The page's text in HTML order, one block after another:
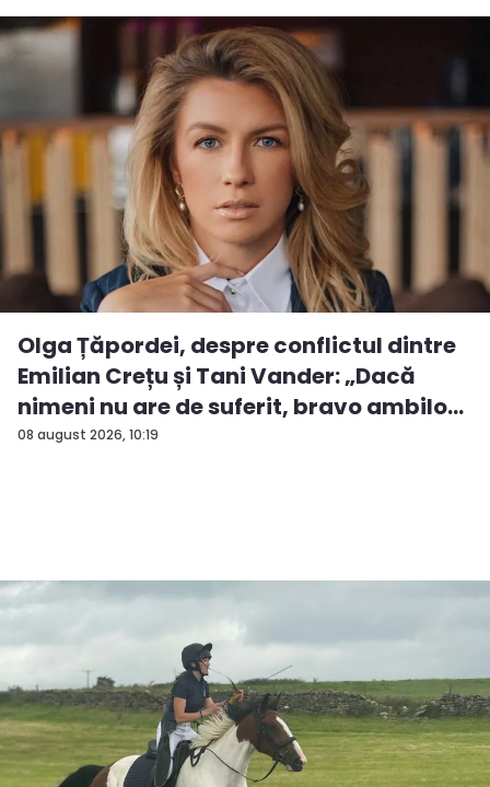
08 august 2026, 10:19
Olga Țăpordei, despre conflictul dintre
Emilian Crețu și Tani Vander: „Dacă
nimeni nu are de suferit, bravo ambilo...